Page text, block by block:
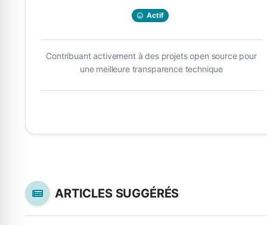
Actif
Contribuant activement à des projets open source pour
une meilleure transparence technique
ARTICLES SUGGÉRÉS